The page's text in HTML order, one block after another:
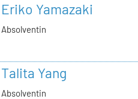
Eriko Yamazaki
Absolventin
Talita Yang
Absolventin